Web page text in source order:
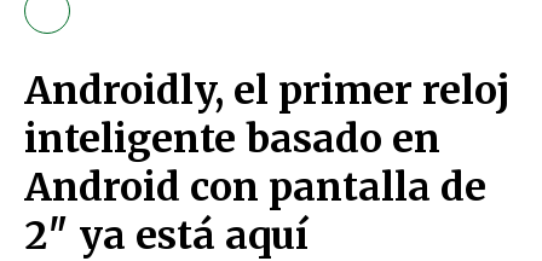
Androidly, el primer reloj
inteligente basado en
Android con pantalla de
2″ ya está aquí